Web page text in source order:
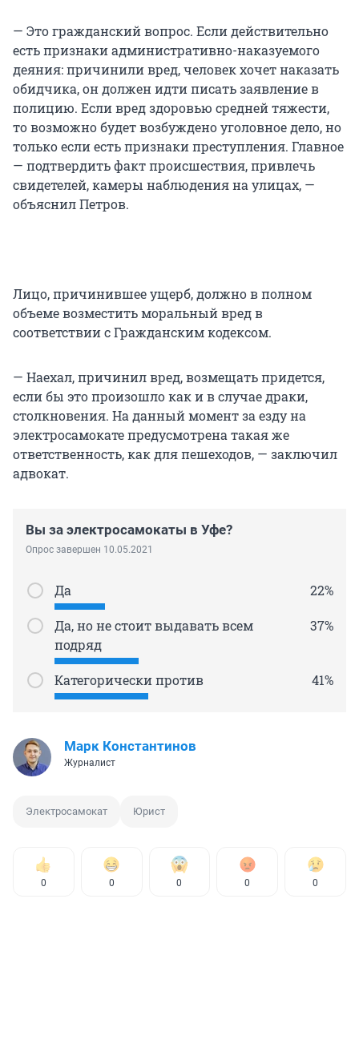
— Это гражданский вопрос. Если действительно
есть признаки административно-наказуемого
деяния: причинили вред, человек хочет наказать
обидчика, он должен идти писать заявление в
полицию. Если вред здоровью средней тяжести,
то возможно будет возбуждено уголовное дело, но
только если есть признаки преступления. Главное
— подтвердить факт происшествия, привлечь
свидетелей, камеры наблюдения на улицах, —
объяснил Петров.
Лицо, причинившее ущерб, должно в полном
объеме возместить моральный вред в
соответствии с Гражданским кодексом.
— Наехал, причинил вред, возмещать придется,
если бы это произошло как и в случае драки,
столкновения. На данный момент за езду на
электросамокате предусмотрена такая же
ответственность, как для пешеходов, — заключил
адвокат.
Вы за электросамокаты в Уфе?
Опрос завершен 10.05.2021
Да 22%
Да, но не стоит выдавать всем
подряд
37%
Категорически против 41%
Марк Константинов
Журналист
Электросамокат Юрист
0 0 0 0 0